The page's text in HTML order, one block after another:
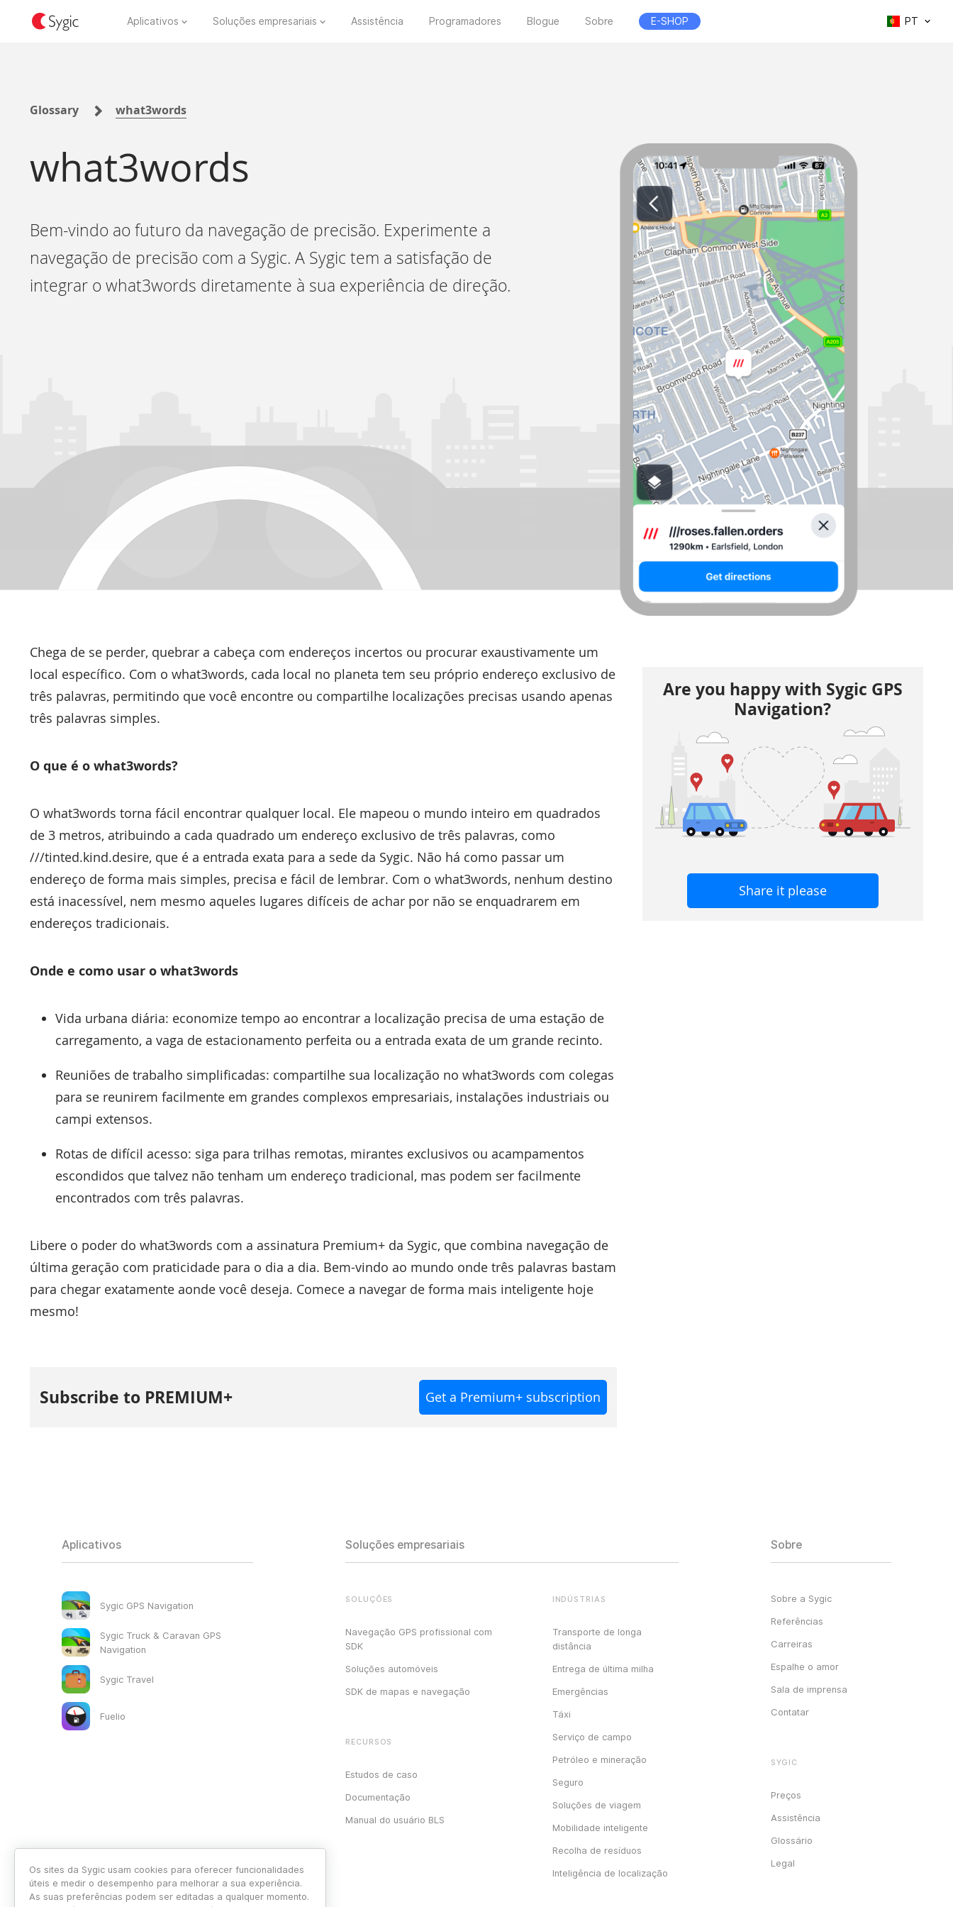
Aplicativos Soluções empresariais Assistência Programadores Blogue Sobre E-SHOP PT
Glossary what3words
what3words
Bem-vindo ao futuro da navegação de precisão. Experimente a
navegação de precisão com a Sygic. A Sygic tem a satisfação de
integrar o what3words diretamente à sua experiência de direção.
Chega de se perder, quebrar a cabeça com endereços incertos ou procurar exaustivamente um
local específico. Com o what3words, cada local no planeta tem seu próprio endereço exclusivo de
três palavras, permitindo que você encontre ou compartilhe localizações precisas usando apenas
três palavras simples.
O que é o what3words?
O what3words torna fácil encontrar qualquer local. Ele mapeou o mundo inteiro em quadrados
de 3 metros, atribuindo a cada quadrado um endereço exclusivo de três palavras, como
///tinted.kind.desire, que é a entrada exata para a sede da Sygic. Não há como passar um
endereço de forma mais simples, precisa e fácil de lembrar. Com o what3words, nenhum destino
está inacessível, nem mesmo aqueles lugares difíceis de achar por não se enquadrarem em
endereços tradicionais.
Onde e como usar o what3words
Vida urbana diária: economize tempo ao encontrar a localização precisa de uma estação de
carregamento, a vaga de estacionamento perfeita ou a entrada exata de um grande recinto.
Reuniões de trabalho simplificadas: compartilhe sua localização no what3words com colegas
para se reunirem facilmente em grandes complexos empresariais, instalações industriais ou
campi extensos.
Rotas de difícil acesso: siga para trilhas remotas, mirantes exclusivos ou acampamentos
escondidos que talvez não tenham um endereço tradicional, mas podem ser facilmente
encontrados com três palavras.
Libere o poder do what3words com a assinatura Premium+ da Sygic, que combina navegação de
última geração com praticidade para o dia a dia. Bem-vindo ao mundo onde três palavras bastam
para chegar exatamente aonde você deseja. Comece a navegar de forma mais inteligente hoje
mesmo!
Subscribe to PREMIUM+ Get a Premium+ subscription
Are you happy with Sygic GPS
Navigation?
Share it please
Aplicativos
Sygic GPS Navigation
Sygic Truck & Caravan GPS
Navigation
Sygic Travel
Fuelio
Soluções empresariais
SOLUÇÕES
Navegação GPS profissional com
SDK
Soluções automóveis
SDK de mapas e navegação
RECURSOS
Estudos de caso
Documentação
Manual do usuário BLS
INDÚSTRIAS
Transporte de longa
distância
Entrega de última milha
Emergências
Táxi
Serviço de campo
Petróleo e mineração
Seguro
Soluções de viagem
Mobilidade inteligente
Recolha de resíduos
Inteligência de localização
Sobre
Sobre a Sygic
Referências
Carreiras
Espalhe o amor
Sala de imprensa
Contatar
SYGIC
Preços
Assistência
Glossário
Legal
Os sites da Sygic usam cookies para oferecer funcionalidades
úteis e medir o desempenho para melhorar a sua experiência.
As suas preferências podem ser editadas a qualquer momento.